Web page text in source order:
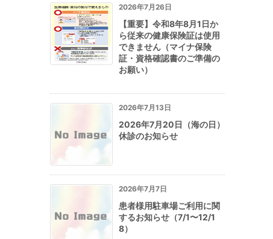
2026年7月26日
【重要】令和8年8月1日か
ら従来の健康保険証は使用
できません（マイナ保険
証・資格確認書のご準備の
お願い）
2026年7月13日
2026年7月20日（海の日）
休診のお知らせ
2026年7月7日
患者様用駐車場ご利用に関
するお知らせ（7/1〜12/1
8）